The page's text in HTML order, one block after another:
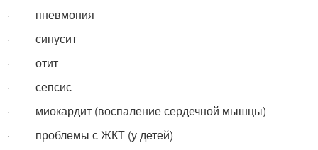
· пневмония
· синусит
· отит
· сепсис
· миокардит (воспаление сердечной мышцы)
· проблемы с ЖКТ (у детей)